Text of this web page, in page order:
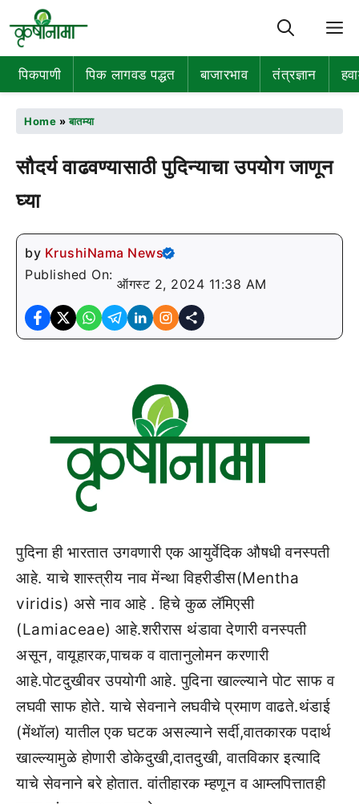
पिकपाणी पिक लागवड पद्धत बाजारभाव तंत्रज्ञान
Home »बातम्या
सौदर्य वाढवण्यासाठी पुदिन्याचा उपयोग जाणून
घ्या
by KrushiNama News
Published On:
ऑगस्ट 2, 2024 11:38 AM
पुदिना ही भारतात उगवणारी एक आयुर्वेदिक औषधी वनस्पती
आहे. याचे शास्त्रीय नाव मेंन्था विहरीडीस(Mentha
viridis) असे नाव आहे . हिचे कुळ लॅमिएसी
(Lamiaceae) आहे.शरीरास थंडावा देणारी वनस्पती
असून, वायूहारक,पाचक व वातानुलोमन करणारी
आहे.पोटदुखीवर उपयोगी आहे. पुदिना खाल्ल्याने पोट साफ व
लघवी साफ होते. याचे सेवनाने लघवीचे प्रमाण वाढते.थंडाई
(मेंथॉल) यातील एक घटक असल्याने सर्दी,वातकारक पदार्थ
खाल्ल्यामुळे होणारी डोकेदुखी,दातदुखी, वातविकार इत्यादि
याचे सेवनाने बरे होतात. वांतीहारक म्हणून व आम्लपित्तातही